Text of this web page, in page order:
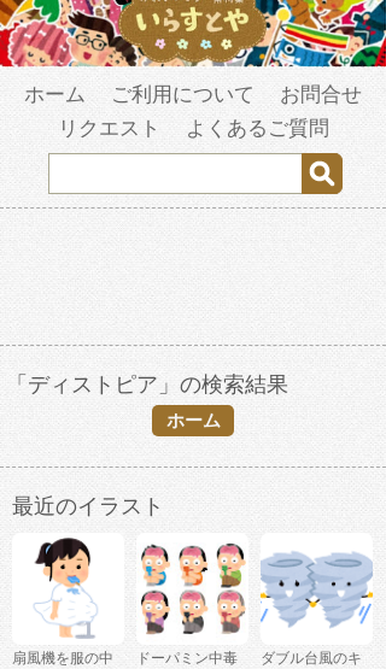
ホーム ご利用について
お問合せ
リクエスト
よくあるご質問
「ディストピア」の検索結果
ホーム
最近のイラスト
扇風機を服の中
ドーパミン中毒
ダブル台風のキ